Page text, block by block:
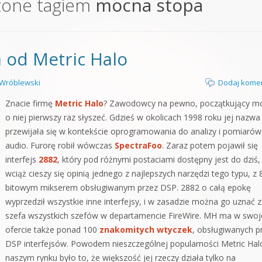
od podstaw
Kompendium
tagiem mocna stopa
od Metric Halo
Dodaj
Znacie firmę Metric Halo? Zawodowcy na pewno, początkujący
o niej pierwszy raz słyszeć. Gdzieś w okolicach 1998 roku jej nazwa
przewijała się w kontekście oprogramowania do analizy i pomiarów
audio. Furorę robił wówczas SpectraFoo. Zaraz potem pojawił się
interfejs 2882, który pod różnymi postaciami dostępny jest do dziś,
wciąż cieszy się opinią jednego z najlepszych narzędzi tego typu, z
bitowym mikserem obsługiwanym przez DSP. 2882 o całą epokę
wyprzedził wszystkie inne interfejsy, i w zasadzie można go uznać
szefa wszystkich szefów w departamencie FireWire. MH ma w
ofercie także ponad 100 znakomitych wtyczek, obsługiwanych
DSP interfejsów. Powodem nieszczególnej popularności Metric
naszym rynku było to, że większość jej rzeczy działa tylko na